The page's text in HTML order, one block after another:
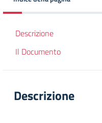
Descrizione
Il Documento
Descrizione